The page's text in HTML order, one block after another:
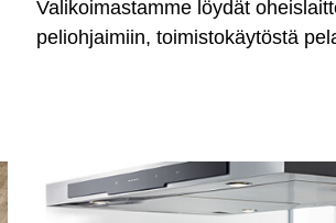
Valikoimastamme löydät
peliohjaimiin, toimistokäytöstä